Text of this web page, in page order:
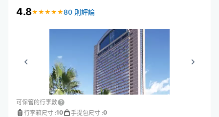
4.8★ ★ ★ ★ ★
★ ★ ★ ★ ★80 則評論
可保管的行李數
行李箱尺寸 :10 手提包尺寸 :0